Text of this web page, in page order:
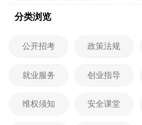
制工作人员公告
分类浏览
公开招考 政策法规
就业服务 创业指导
维权须知 安全课堂